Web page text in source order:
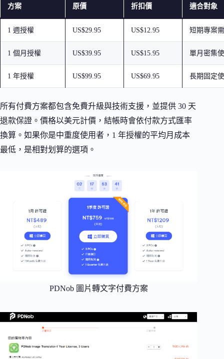
方案 原價 折扣價 適合對象
1 週授權 US$29.95 US$12.95 短期專案
1 個月授權 US$39.95 US$15.95 單月密集
1 年授權 US$99.95 US$69.95 長期固定
所有付費方案都包含免費升級與技術支援，並提供 30 天
退款保證。價格以美元計價，結帳時會依付款方式匯率
換算。如果你是中重度使用者，1 年授權的平均月成本
最低，是相對划算的選項。
PDNob 圖片轉文字付費方案